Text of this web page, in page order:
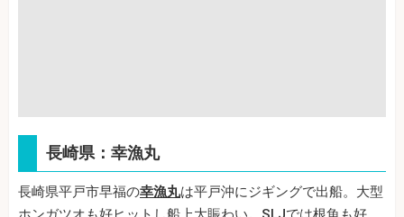
長崎県：幸漁丸
長崎県平戸市早福の幸漁丸は平戸沖にジギングで出船。大型